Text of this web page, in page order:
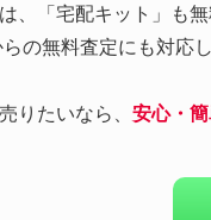
、「宅配キット」も
の無料査定にも対応
りたいなら、安心・